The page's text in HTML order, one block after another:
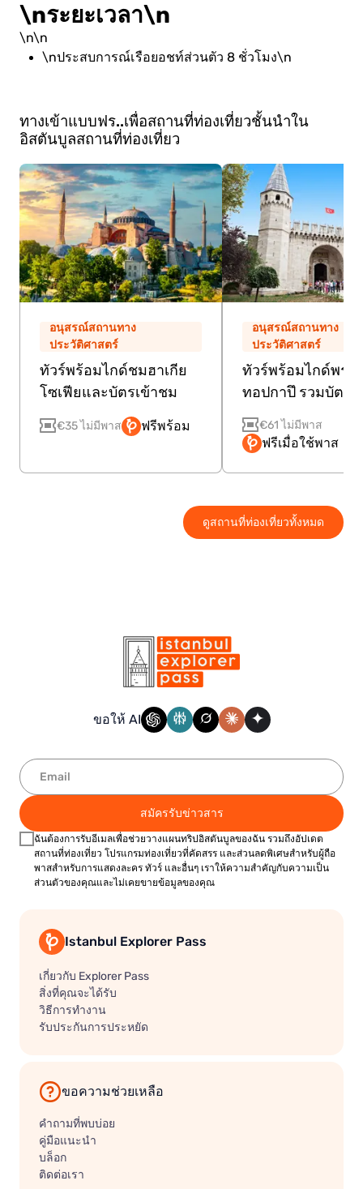
\nระยะเวลา\n
\n\n
\nประสบการณ์เรือยอชท์ส่วนตัว 8 ชั่วโมง\n
ทางเข้าแบบฟร..เพื่อสถานที่ท่องเที่ยวชั้นนำใน
อิสตันบูลสถานที่ท่องเที่ยว
ดูสถานที่ท่องเที่ยวทั้งหมด
อนุสรณ์สถานทาง
ประวัติศาสตร์
ทัวร์พร้อมไกด์ชมฮาเกีย
โซเฟียและบัตรเข้าชม
€35 ไม่มีพาส ฟรีพร้อม
อนุสรณ์สถานทาง
ประวัติศาสตร์
ทัวร์พร้อมไกด์พระ
ทอปกาปึ รวมบัตร
€61 ไม่มีพาส
ฟรีเมื่อใช้พาส
ขอให้ AI
สมัครรับข่าวสาร
ฉันต้องการรับอีเมลเพื่อช่วยวางแผนทริปอิสตันบูลของฉัน รวมถึงอัปเดต
สถานที่ท่องเที่ยว โปรแกรมท่องเที่ยวที่คัดสรร และส่วนลดพิเศษสำหรับผู้ถือ
พาสสำหรับการแสดงละคร ทัวร์ และอื่นๆ เราให้ความสำคัญกับความเป็น
ส่วนตัวของคุณและไม่เคยขายข้อมูลของคุณ
Istanbul Explorer Pass
เกี่ยวกับ Explorer Pass
สิ่งที่คุณจะได้รับ
วิธีการทำงาน
รับประกันการประหยัด
ขอความช่วยเหลือ
คำถามที่พบบ่อย
คู่มือแนะนำ
บล็อก
ติดต่อเรา